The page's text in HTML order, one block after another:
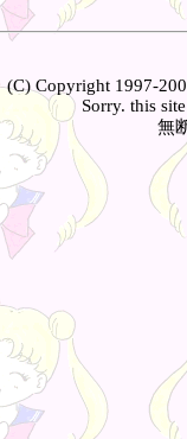
(C) Copyright 1997-
Sorry. this
無